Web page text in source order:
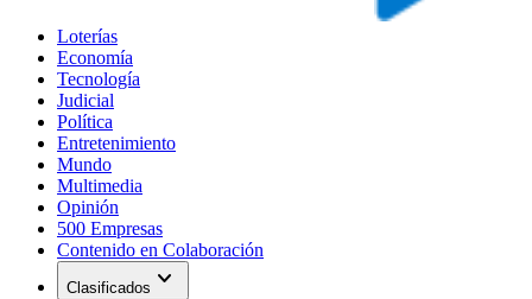
Loterías
Economía
Tecnología
Judicial
Política
Entretenimiento
Mundo
Multimedia
Opinión
500 Empresas
Contenido en Colaboración
Clasificados expand_more